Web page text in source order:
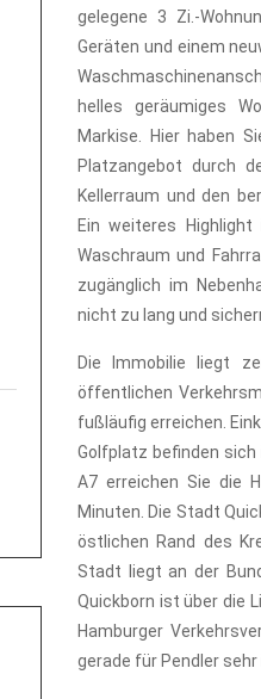
gelegene 3 Zi.-
Geräten und einem
helles geräumiges
Markise. Hier haben
Platzangebot durch
Kellerraum und den
Ein weiteres
Waschraum und
zugänglich im
nicht zu lang und
Die Immobilie liegt
öffentlichen
fußläufig erreichen.
Golfplatz befinden sich
A7 erreichen Sie die
Minuten. Die Stadt
östlichen Rand des
Stadt liegt an der
Quickborn ist über die
Hamburger
gerade für Pendler